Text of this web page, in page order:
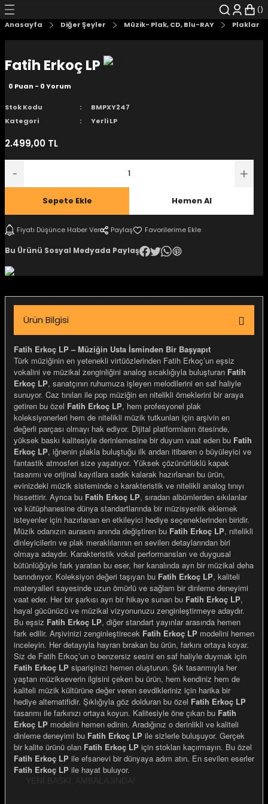
Karakter
Gemiler
Anasayfa Diğer Şeyler Müzik- Plak, CD, Blu-RAY Plaklar
Fatih Erkoç LP
0 Puan - 0 Yorum
Stok Kodu
BMPXY247
Kategori
Yerli LP
2.499,00 TL
Sepete Ekle Hemen Al
Fiyatı Düşünce Haber Ver Paylaş
Bu Ürünü Sosyal Medyada Paylaş
Ürün Bilgisi
Fatih Erkoç LP – Müziğin Usta İsminden Bir Başyapıt
Türk müziğinin en yetenekli virtüözlerinden Fatih Erkoç’un eşsiz
vokalini ve müzikal zenginliğini analog sıcaklığıyla buluşturan Fatih
Erkoç LP, sanatçının ruhumuza işleyen melodilerini en saf haliyle
sunuyor. Caz tınıları ile pop müziğin en nitelikli örneklerini bir araya
getiren bu özel Fatih Erkoç LP, hem profesyonel plak
koleksiyonerleri hem de nitelikli müzik tutkunları için arşivin en
değerli parçası olmayı hak ediyor. Dijital platformların ötesinde,
yüksek baskı kalitesiyle derinlemesine bir duyum vaat eden bu Fatih
Erkoç LP, iğnenin plakla buluştuğu ilk andan itibaren o büyüleyici ve
fantastik atmosferi size yaşatıyor. Yüksek çözünürlüklü kapak
tasarımı ve orijinal kayıtlara sadık kalarak hazırlanan bu ürün,
evinizdeki müzik sisteminde o karakteristik ve nitelikli analog tınıyı
hissettirir. Ayrıca bu Fatih Erkoç LP, sıradan albümlerden sıkılanlar
ve kütüphanesine dünya standartlarında bir müzisyenlik eklemek
isteyenler için hazırlanan en etkileyici hediye seçeneklerinden biridir.
Müzik odanızın aurasını anında değiştiren bu Fatih Erkoç LP, nitelikli
dinleyicilerin ve plak meraklılarının en sevilen detaylarından biri
olmaya adaydır. Karakteristik vokal performansları ve duygusal
bütünlüğüyle fark yaratan bu eser, her kanalında ayrı bir müzikal deha
barındırıyor. Koleksiyon değeri taşıyan bu Fatih Erkoç LP, kaliteli
materyalleri sayesinde uzun ömürlü ve sağlam bir dinleme deneyimi
vaat eder. Her bir şarkısı ayrı bir hikaye sunan bu Fatih Erkoç LP,
hayal gücünüzü ve müzikal vizyonunuzu zenginleştirmeye adaydır.
Bu eşsiz Fatih Erkoç LP, diğer standart yayınlar arasında hemen
fark edilir. Arşivinizi zenginleştirecek Fatih Erkoç LP modelini hemen
inceleyin. Her detayıyla hayran bırakan bu ürün, farkını ortaya koyar.
Siz de Fatih Erkoç’un o benzersiz sesini en saf haliyle duymak için
Fatih Erkoç LP siparişinizi hemen oluşturun. Şık tasarımıyla her
yaştan müzikseverin ilgisini çeken bu ürün, hem kendiniz hem de
kaliteli müzik kültürüne değer veren sevdikleriniz için harika bir
hediye alternatifidir. Şıklığıyla göz dolduran bu özel Fatih Erkoç LP
tasarımı ile farkınızı ortaya koyun. Kalitesiyle öne çıkan bu Fatih
Erkoç LP modelini hemen edinin. Aradığınız o derinlikli ve kaliteli
dinleme deneyimi bu Fatih Erkoç LP ile sizlerle buluşuyor. Gerçek
bir kalite ürünü olan Fatih Erkoç LP için stokları kaçırmayın. Bu özel
Fatih Erkoç LP ile efsanevi bir dünyaya adım atın. En sevilen eserler
Fatih Erkoç LP ile hayat buluyor.